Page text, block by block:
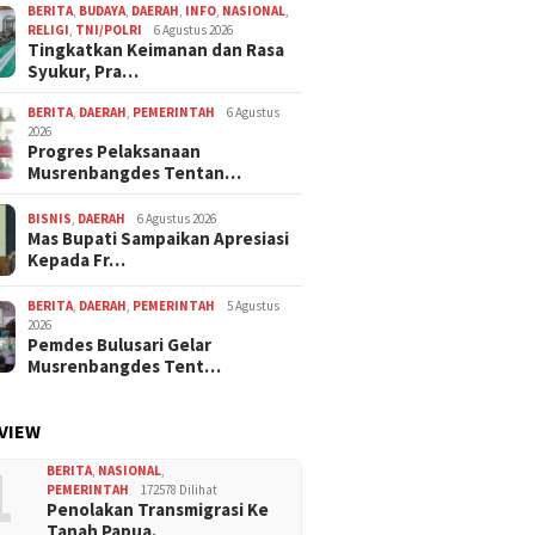
BERITA, BUDAYA, DAERAH, INFO, NASIONAL,
RELIGI, TNI/POLRI 6 Agustus 2026
Tingkatkan Keimanan dan Rasa
Syukur, Pra…
BERITA, DAERAH, PEMERINTAH
6 Agustus
2026
Progres Pelaksanaan
Musrenbangdes Tentan…
BISNIS, DAERAH 6 Agustus 2026
Mas Bupati Sampaikan Apresiasi
Kepada Fr…
BERITA, DAERAH, PEMERINTAH
5 Agustus
2026
Pemdes Bulusari Gelar
Musrenbangdes Tent…
BERITA, NASIONAL,
PEMERINTAH
172578 Dilihat
Penolakan Transmigrasi Ke